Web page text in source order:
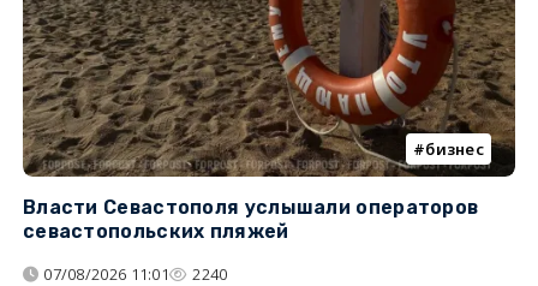
бизнес
Власти Севастополя услышали операторов
севастопольских пляжей
07/08/2026 11:01 2240